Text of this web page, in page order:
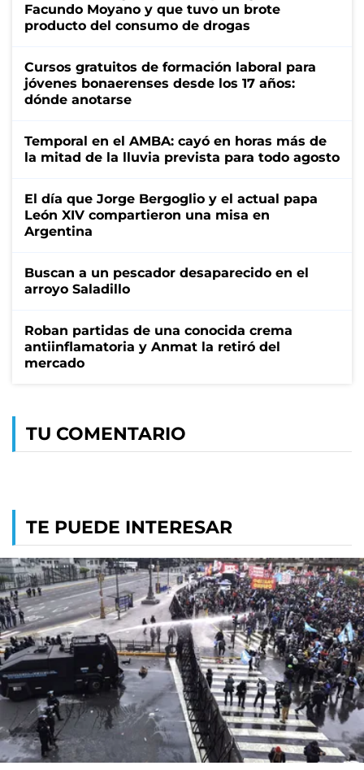
Facundo Moyano y que tuvo un brote
producto del consumo de drogas
Cursos gratuitos de formación laboral para
jóvenes bonaerenses desde los 17 años:
dónde anotarse
Temporal en el AMBA: cayó en horas más de
la mitad de la lluvia prevista para todo agosto
El día que Jorge Bergoglio y el actual papa
León XIV compartieron una misa en
Argentina
Buscan a un pescador desaparecido en el
arroyo Saladillo
Roban partidas de una conocida crema
antiinflamatoria y Anmat la retiró del
mercado
TU COMENTARIO
TE PUEDE INTERESAR